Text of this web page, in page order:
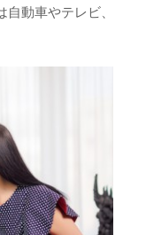
動車やテレビ、